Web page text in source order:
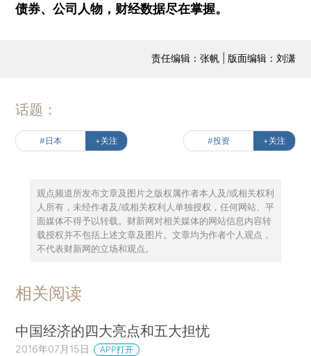
债券、公司人物，财经数据尽在掌握。
责任编辑：张帆 | 版面编辑：刘潇
话题：
#日本 +关注 #投资 +关注
观点频道所发布文章及图片之版权属作者本人及/或相关权利
人所有，未经作者及/或相关权利人单独授权，任何网站、平
面媒体不得予以转载。财新网对相关媒体的网站信息内容转
载授权并不包括上述文章及图片。文章均为作者个人观点，
不代表财新网的立场和观点。
相关阅读
中国经济的四大亮点和五大担忧
2016年07月15日 APP打开